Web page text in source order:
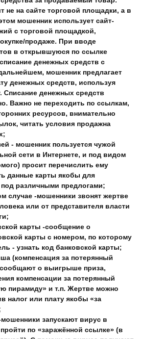
не на сайте торговой площадки, а в
мошенник использует сайт-
с торговой площадкой,
продаже. При вводе
в открывшуюся по ссылке
денежных средств с
мошенник предлагает
денежных средств, используя
денежных средств
Важно не переходить по ссылкам,
ресурсов, внимательно
читать условия продажна
- мошенник пользуется чужой
сети в Интернете, и под видом
просит перечислить ему
данные карты якобы для
под различными предлогами;
случае -мошенники звонят жертве
или от представителя власти
карты -сообщение о
карты с номером, по которому
- узнать код банковской карты;
(компенсация за потерянный
о выигрыше приза,
компенсации за потерянный
пирамиду» и т.п. Жертве можно
налог или плату якобы «за
запускают вирус в
по «заражённой ссылке» (в